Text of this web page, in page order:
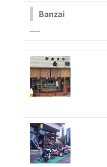
Banzai
.....